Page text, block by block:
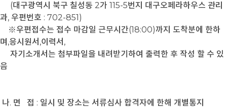
(대구광역시 북구 칠성동 2가 115-5번지 대구오페라하우스 관리
과, 우편번호 : 702-851)
※우편접수는 접수 마감일 근무시간(18:00)까지 도착분에 한하
며,응시원서,이력서,
자기소개서는 첨부파일을 내려받기하여 출력한 후 작성 할 수 있
음
나. 면 접 : 일시 및 장소는 서류심사 합격자에 한해 개별통지